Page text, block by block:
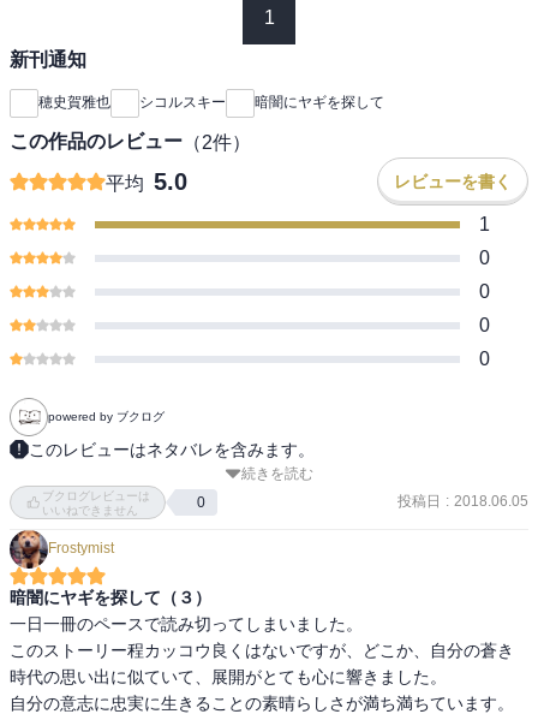
1
新刊通知
穂史賀雅也 シコルスキー 暗闇にヤギを探して
この作品のレビュー （2件）
平均 5.0 レビューを書く
1
0
0
0
0
powered by ブクログ
このレビューはネタバレを含みます。
最終巻になるが、これまでとは一転し風子視点が大きなウェイトを
占め、ほぼそのままフィニッシュといったところ。シリーズ全体
に、各ルートを網羅しようとして中途半端になってしまった感があ
り、伏線回収も結局あまりなされず、当初の主題だった千歳の偏食
問題も、うやむやになってしまったのが残念。何というか、ボリュ
ームのあるエロゲの1クールアニメ化作品のような印象。強引に合人
を惚れさせる手に出られない千歳の実直さが泣ける。ただ最後はそ
こがくっつくんかーい！と思った。
続きを読む
ブクログレビューは
いいねできません
0 投稿日 : 2018.06.05
Frostymist
暗闇にヤギを探して（３）
一日一冊のペースで読み切ってしまいました。
このストーリー程カッコウ良くはないですが、どこか、自分の蒼き
時代の思い出に似ていて、展開がとても心に響きました。